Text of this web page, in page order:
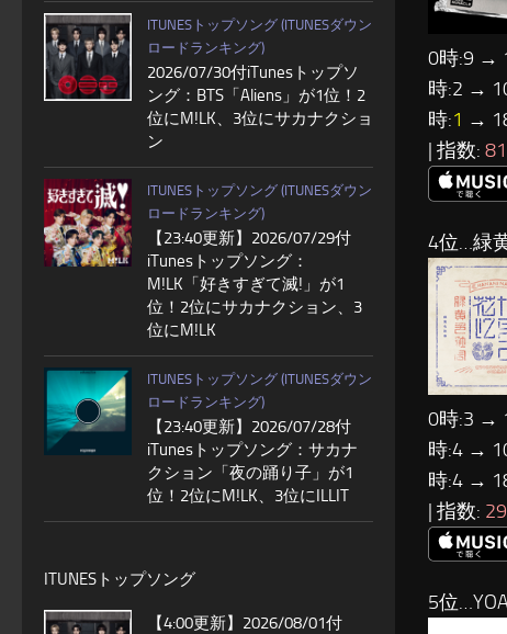
0時:9 →
時:2 →
時:1 →
| 指数:
4位…緑
0時:3 →
時:4 →
時:4 →
| 指数:
5位
ITUNESトップソング (ITUNESダウン
ロードランキング)
2026/07/30付iTunesトップソ
ング：BTS「Aliens」が1位！2
位にM!LK、3位にサカナクショ
ン
ITUNESトップソング (ITUNESダウン
ロードランキング)
【23:40更新】2026/07/29付
iTunesトップソング：
M!LK「好きすぎて滅!」が1
位！2位にサカナクション、3
位にM!LK
ITUNESトップソング (ITUNESダウン
ロードランキング)
【23:40更新】2026/07/28付
iTunesトップソング：サカナ
クション「夜の踊り子」が1
位！2位にM!LK、3位にILLIT
ITUNESトップソング
【4:00更新】2026/08/01付